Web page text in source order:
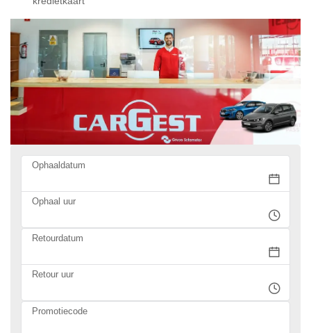
Ophaaldatum
Ophaal uur
Retourdatum
Retour uur
Promotiecode